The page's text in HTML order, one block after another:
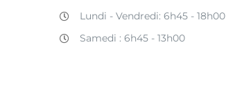
Lundi - Vendredi: 6h45 - 18h00
Samedi : 6h45 - 13h00